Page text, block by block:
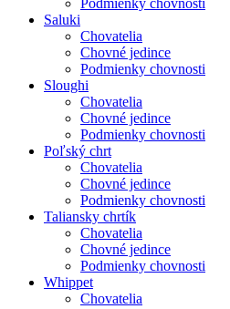
Podmienky chovnosti
Saluki
Chovatelia
Chovné jedince
Podmienky chovnosti
Sloughi
Chovatelia
Chovné jedince
Podmienky chovnosti
Poľský chrt
Chovatelia
Chovné jedince
Podmienky chovnosti
Taliansky chrtík
Chovatelia
Chovné jedince
Podmienky chovnosti
Whippet
Chovatelia